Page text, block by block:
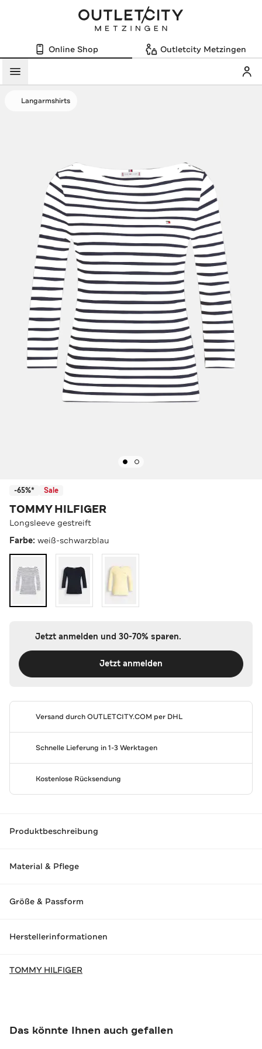
Online Shop Outletcity Metzingen
Menü
Langarmshirts
-65%* Sale
TOMMY HILFIGER
Longsleeve gestreift
Farbe: weiß-schwarzblau
Jetzt anmelden und 30-70% sparen.
Jetzt anmelden
Versand durchOUTLETCITY.COM per DHL
Schnelle Lieferung in 1-3 Werktagen
Kostenlose Rücksendung
Produktbeschreibung
Material & Pflege
Größe & Passform
Herstellerinformationen
TOMMY HILFIGER
Das könnte Ihnen auch gefallen